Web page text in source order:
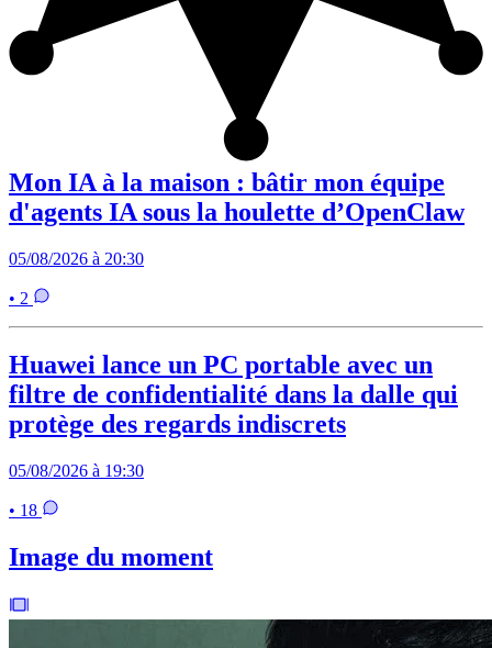
Mon IA à la maison : bâtir mon équipe
d'agents IA sous la houlette d’OpenClaw
05/08/2026 à 20:30
• 2
Huawei lance un PC portable avec un
filtre de confidentialité dans la dalle qui
protège des regards indiscrets
05/08/2026 à 19:30
• 18
Image du moment